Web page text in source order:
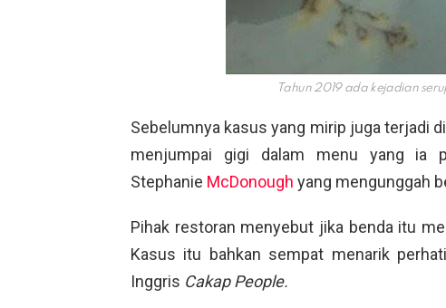
Tahun 2019 ada kejadian
Sebelumnya kasus yang mirip juga terjadi
menjumpai gigi dalam menu yang ia
Stephanie McDonough yang mengunggah
Pihak restoran menyebut jika benda itu
Kasus itu bahkan sempat menarik
Inggris Cakap People.